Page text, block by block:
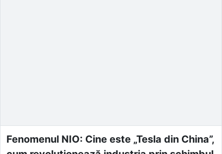
Fenomenul NIO: Cine este „Tesla din China”,